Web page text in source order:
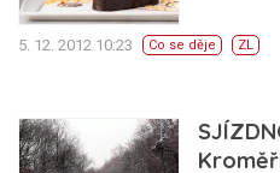
5. 12. 2012 10:23 Co se děje ZL